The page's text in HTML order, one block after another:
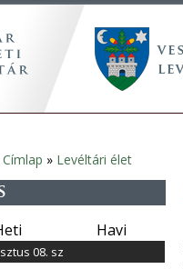
Címlap » Levéltári élet
Havi
08. sz